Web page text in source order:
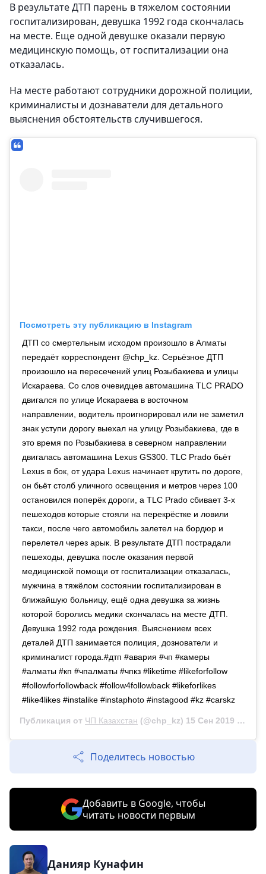
В результате ДТП парень в тяжелом состоянии
госпитализирован, девушка 1992 года скончалась
на месте. Еще одной девушке оказали первую
медицинскую помощь, от госпитализации она
отказалась.
На месте работают сотрудники дорожной полиции,
криминалисты и дознаватели для детального
выяснения обстоятельств случившегося.
Посмотреть эту публикацию в Instagram
ДТП со смертельным исходом произошло в Алматы
передаёт корреспондент @chp_kz. Серьёзное ДТП
произошло на пересечений улиц Розыбакиева и улицы
Искараева. Со слов очевидцев автомашина TLC PRADO
двигался по улице Искараева в восточном
направлении, водитель проигнорировал или не заметил
знак уступи дорогу выехал на улицу Розыбакиева, где в
это время по Розыбакиева в северном направлении
двигалась автомашина Lexus GS300. TLC Prado бьёт
Lexus в бок, от удара Lexus начинает крутить по дороге,
он бьёт столб уличного освещения и метров через 100
остановился поперёк дороги, а TLC Prado сбивает 3-х
пешеходов которые стояли на перекрёстке и ловили
такси, после чего автомобиль залетел на бордюр и
перелетел через арык. В результате ДТП пострадали
пешеходы, девушка после оказания первой
медицинской помощи от госпитализации отказалась,
мужчина в тяжёлом состоянии госпитализирован в
ближайшую больницу, ещё одна девушка за жизнь
которой боролись медики скончалась на месте ДТП.
Девушка 1992 года рождения. Выяснением всех
деталей ДТП занимается полиция, дознователи и
криминалист города.#дтп #авария #чп #камеры
#алматы #кп #чпалматы #чпкз #liketime #likeforfollow
#followforfollowback #follow4followback #likeforlikes
#like4likes #instalike #instaphoto #instagood #kz #carskz
Публикация от ЧП Казахстан (@chp_kz) 15 Сен 2019 в 3:38 PDT
Поделитесь новостью
Добавить в Google, чтобы
читать новости первым
Данияр Кунафин